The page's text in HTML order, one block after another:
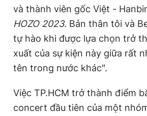
và thành viên gốc Việt -
HOZO 2023. Bản thân tôi và
tự hào khi được lựa chọn trở
xuất của sự kiện này giữa rất
tên trong nước khác".
Việc TP.HCM trở thành điểm
concert đầu tiên của một